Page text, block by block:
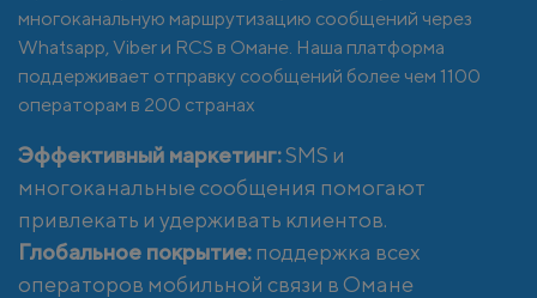
многоканальную маршрутизацию сообщений через
Whatsapp, Viber и RCS в Омане. Наша платформа
поддерживает отправку сообщений более чем 1100
операторам в 200 странах
Эффективный маркетинг:SMS и
многоканальные сообщения помогают
привлекать и удерживать клиентов.
Глобальное покрытие:поддержка всех
операторов мобильной связи в Омане